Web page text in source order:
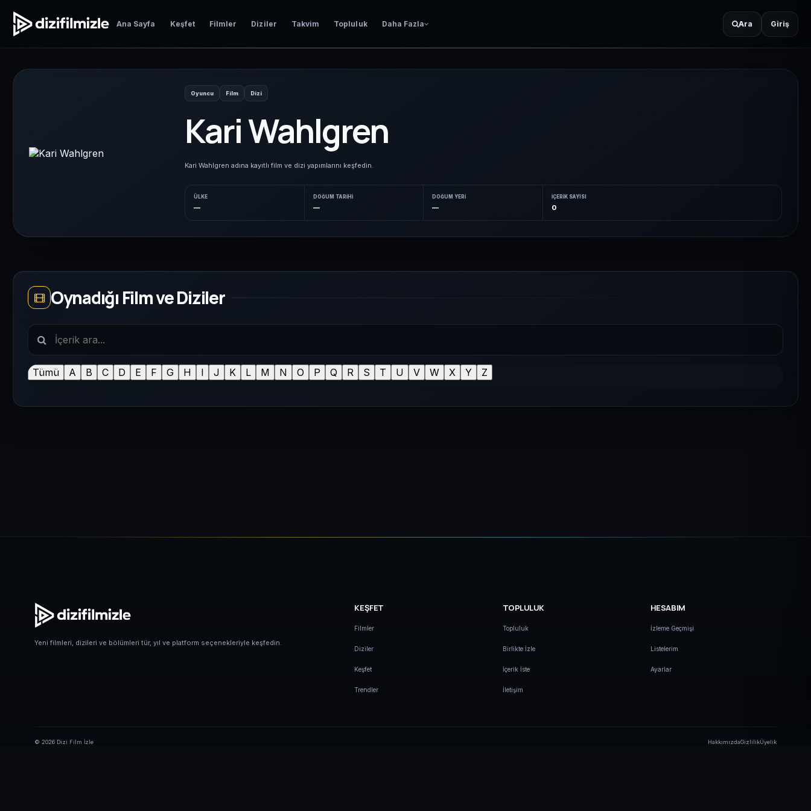
Ana Sayfa Keşfet Filmler Diziler Takvim Topluluk Daha Fazla Ara Giriş
Oyuncu Film Dizi
Kari Wahlgren
Kari Wahlgren adına kayıtlı film ve dizi yapımlarını keşfedin.
ÜLKE
—
DOĞUM TARIHI
—
DOĞUM YERI
—
İÇERIK SAYISI
0
Oynadığı Film ve Diziler
Tümü A B C D E F G H I J K L M N O P Q R S T U V W X Y Z
Yeni filmleri, dizileri ve bölümleri tür, yıl ve platform seçenekleriyle keşfedin.
KEŞFET
Filmler
Diziler
Keşfet
Trendler
TOPLULUK
Topluluk
Birlikte İzle
İçerik İste
İletişim
HESABIM
İzleme Geçmişi
Listelerim
Ayarlar
© 2026 Dizi Film İzle HakkımızdaGizlilikÜyelik